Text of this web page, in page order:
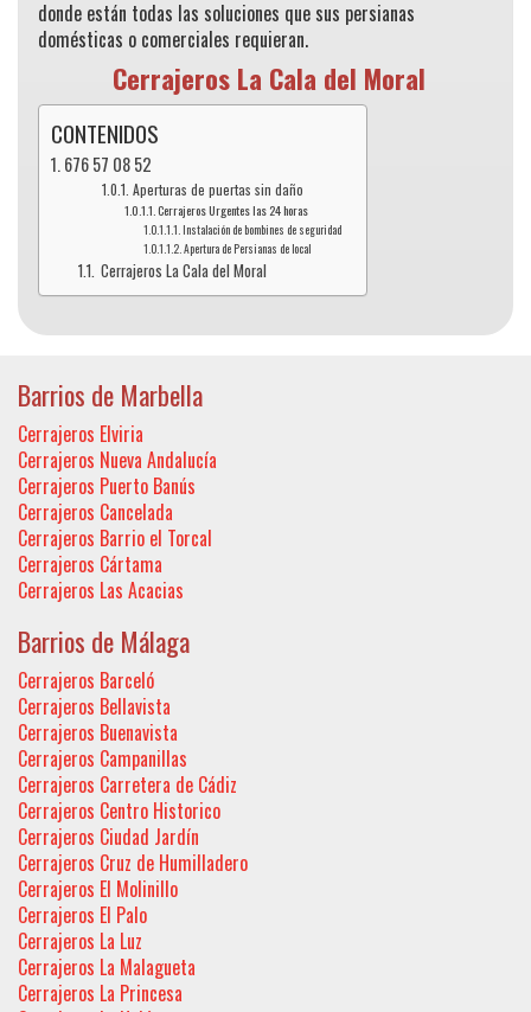
donde están todas las soluciones que sus persianas
domésticas o comerciales requieran.
Cerrajeros La Cala del Moral
CONTENIDOS
676 57 08 52
Aperturas de puertas sin daño
Cerrajeros Urgentes las 24 horas
Instalación de bombines de seguridad
Apertura de Persianas de local
Cerrajeros La Cala del Moral
Barrios de Marbella
Cerrajeros Elviria
Cerrajeros Nueva Andalucía
Cerrajeros Puerto Banús
Cerrajeros Cancelada
Cerrajeros Barrio el Torcal
Cerrajeros Cártama
Cerrajeros Las Acacias
Barrios de Málaga
Cerrajeros Barceló
Cerrajeros Bellavista
Cerrajeros Buenavista
Cerrajeros Campanillas
Cerrajeros Carretera de Cádiz
Cerrajeros Centro Historico
Cerrajeros Ciudad Jardín
Cerrajeros Cruz de Humilladero
Cerrajeros El Molinillo
Cerrajeros El Palo
Cerrajeros La Luz
Cerrajeros La Malagueta
Cerrajeros La Princesa